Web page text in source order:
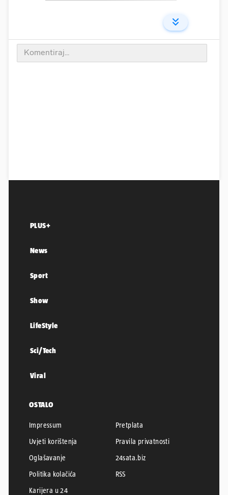
PLUS+
News
Sport
Show
LifeStyle
Sci/Tech
Viral
OSTALO
Impressum
Pretplata
Uvjeti korištenja
Pravila privatnosti
Oglašavanje
24sata.biz
Politika kolačića
RSS
Karijera u 24